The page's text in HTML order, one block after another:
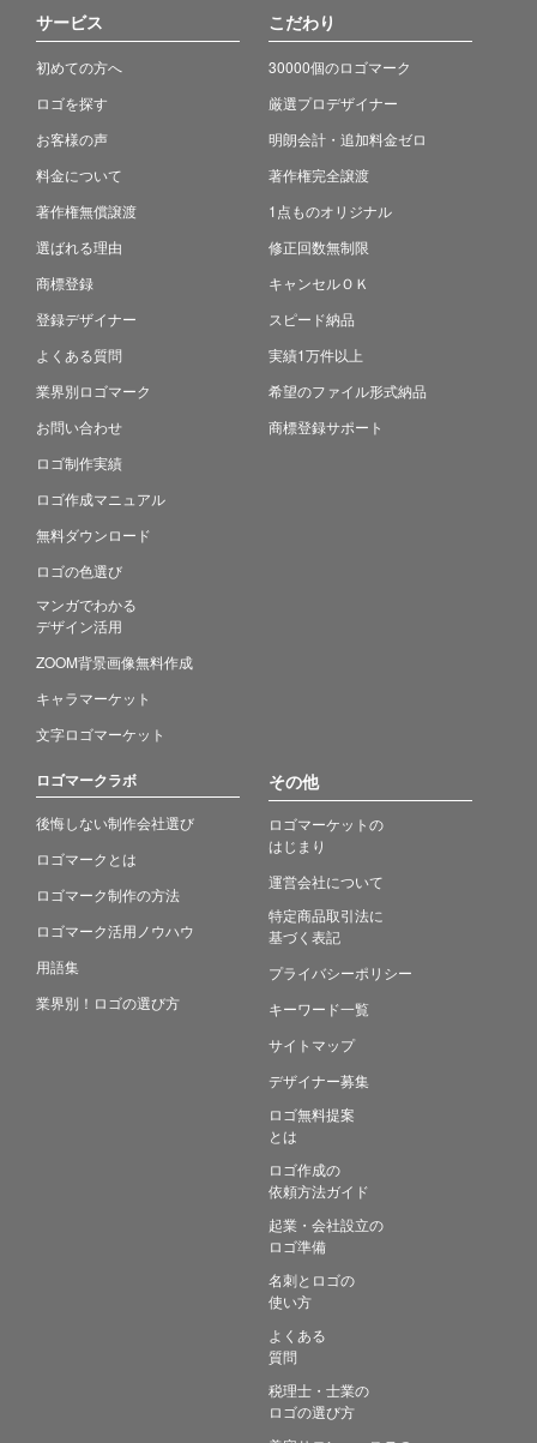
サービス
初めての方へ
ロゴを探す
お客様の声
料金について
著作権無償譲渡
選ばれる理由
商標登録
登録デザイナー
よくある質問
業界別ロゴマーク
お問い合わせ
ロゴ制作実績
ロゴ作成マニュアル
無料ダウンロード
ロゴの色選び
マンガでわかる
デザイン活用
ZOOM背景画像無料作成
キャラマーケット
文字ロゴマーケット
こだわり
30000個のロゴマーク
厳選プロデザイナー
明朗会計・追加料金ゼロ
著作権完全譲渡
1点ものオリジナル
修正回数無制限
キャンセルＯＫ
スピード納品
実績1万件以上
希望のファイル形式納品
商標登録サポート
ロゴマークラボ
後悔しない制作会社選び
ロゴマークとは
ロゴマーク制作の方法
ロゴマーク活用ノウハウ
用語集
業界別！ロゴの選び方
その他
ロゴマーケットの
はじまり
運営会社について
特定商品取引法に
基づく表記
プライバシーポリシー
キーワード一覧
サイトマップ
デザイナー募集
ロゴ無料提案
とは
ロゴ作成の
依頼方法ガイド
起業・会社設立の
ロゴ準備
名刺とロゴの
使い方
よくある
質問
税理士・士業の
ロゴの選び方